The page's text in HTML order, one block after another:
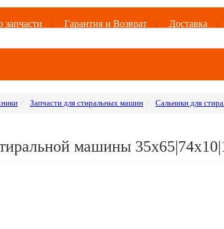
запчасти Гарантия и Возврат Доставка
Запчасти для стиральных машин Сальники для
машины